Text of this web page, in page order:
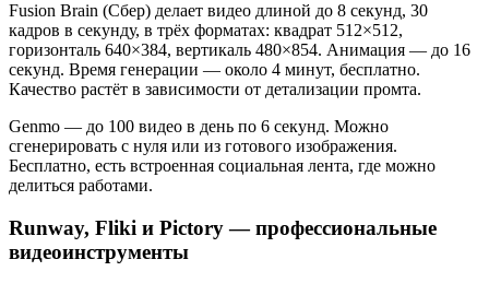
Fusion Brain (Сбер) делает видео длиной до 8 секунд, 30
кадров в секунду, в трёх форматах: квадрат 512×512,
горизонталь 640×384, вертикаль 480×854. Анимация — до 16
секунд. Время генерации — около 4 минут, бесплатно.
Качество растёт в зависимости от детализации промта.
Genmo — до 100 видео в день по 6 секунд. Можно
сгенерировать с нуля или из готового изображения.
Бесплатно, есть встроенная социальная лента, где можно
делиться работами.
Runway, Fliki и Pictory — профессиональные
видеоинструменты